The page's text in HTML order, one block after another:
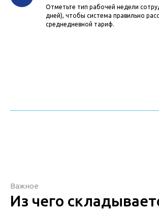
Отметьте тип рабочей недели
дней), чтобы система правильно
среднедневной тариф.
Важное
Из чего